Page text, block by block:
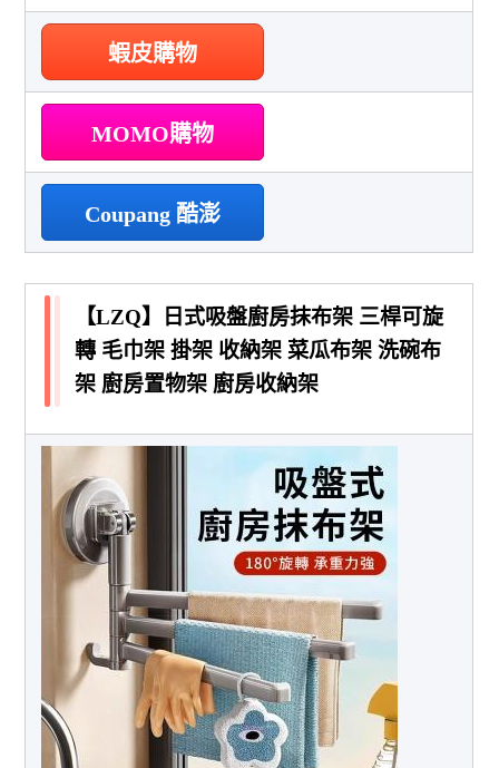
蝦皮購物
MOMO購物
Coupang 酷澎
【LZQ】日式吸盤廚房抹布架 三桿可旋
轉 毛巾架 掛架 收納架 菜瓜布架 洗碗布
架 廚房置物架 廚房收納架